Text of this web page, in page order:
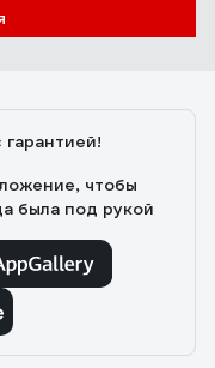
чтобы
была под рукой